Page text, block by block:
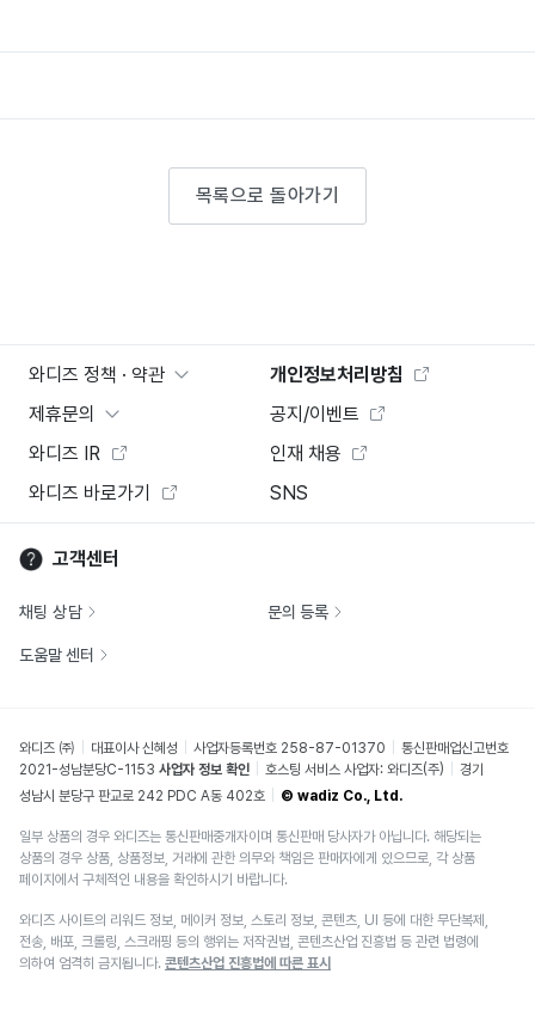
목록으로 돌아가기
와디즈 정책 · 약관
개인정보처리방침
제휴문의
공지/이벤트
와디즈 IR
인재 채용
와디즈 바로가기
SNS
고객센터
채팅 상담 문의 등록
도움말 센터
와디즈 ㈜ 대표이사 신혜성 사업자등록번호 258-87-01370
통신판매업신고번호
2021-성남분당C-1153 사업자 정보 확인 호스팅 서비스 사업자: 와디즈(주)
경기
성남시 분당구 판교로 242 PDC A동 402호
© wadiz Co., Ltd.
일부 상품의 경우 와디즈는 통신판매중개자이며 통신판매 당사자가 아닙니다. 해당되는
상품의 경우 상품, 상품정보, 거래에 관한 의무와 책임은 판매자에게 있으므로, 각 상품
페이지에서 구체적인 내용을 확인하시기 바랍니다.
와디즈 사이트의 리워드 정보, 메이커 정보, 스토리 정보, 콘텐츠, UI 등에 대한 무단복제,
전송, 배포, 크롤링, 스크래핑 등의 행위는 저작권법, 콘텐츠산업 진흥법 등 관련 법령에
의하여 엄격히 금지됩니다. 콘텐츠산업 진흥법에 따른 표시